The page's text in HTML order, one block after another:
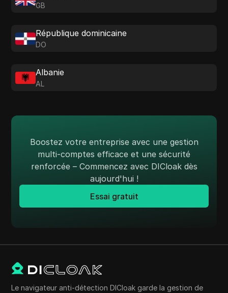
GB
République dominicaine
DO
Albanie
AL
Boostez votre entreprise avec une gestion
multi-comptes efficace et une sécurité
renforcée – Commencez avec DICloak dès
aujourd'hui !
Essai gratuit
Le navigateur anti-détection DICloak garde la gestion de